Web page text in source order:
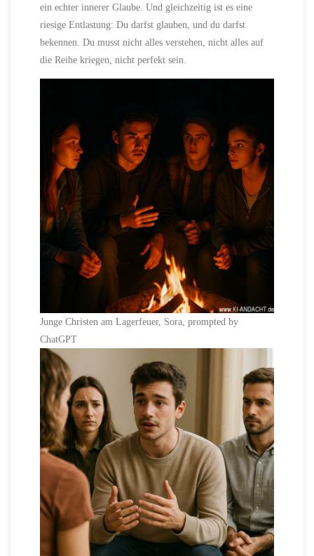
ein echter innerer Glaube. Und gleichzeitig ist es eine
riesige Entlastung: Du darfst glauben, und du darfst
bekennen. Du musst nicht alles verstehen, nicht alles auf
die Reihe kriegen, nicht perfekt sein.
Junge Christen am Lagerfeuer, Sora, prompted by
ChatGPT